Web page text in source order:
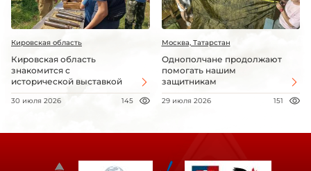
Кировская область
Кировская область
знакомится с
исторической выставкой
30 июля 2026 145
Москва, Татарстан
Однополчане продолжают
помогать нашим
защитникам
29 июля 2026 151